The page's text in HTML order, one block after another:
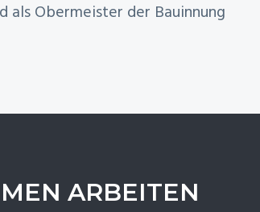
als Obermeister der Bauinnung
ARBEITEN